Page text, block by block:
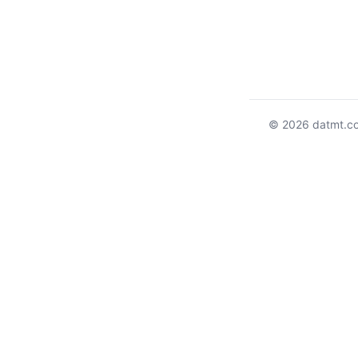
© 2026